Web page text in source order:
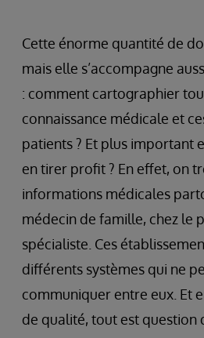
Cette énorme quantité de
mais elle s’accompagne
: comment cartographier
connaissance médicale et
patients ? Et plus important
en tirer profit ? En effet, on
informations médicales
médecin de famille, chez le
spécialiste. Ces
différents systèmes qui ne
communiquer entre eux. Et
de qualité, tout est question